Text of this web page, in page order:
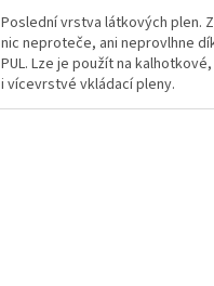
Poslední vrstva látkových plen.
nic neproteče, ani neprovlhne
PUL. Lze je použít na
i vícevrstvé vkládací pleny.